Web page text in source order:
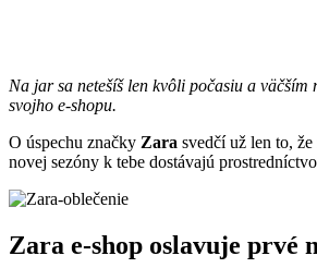
Na jar sa netešíš len kvôli počasiu a
svojho e-shopu.
O úspechu značky Zara svedčí už len to,
novej sezóny k tebe dostávajú
Zara e-shop oslavuje prvé